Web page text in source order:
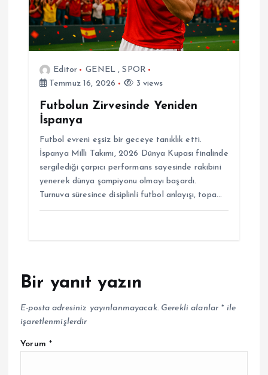
Editor GENEL,SPOR
Temmuz 16, 2026
3 views
Futbolun Zirvesinde Yeniden
İspanya
Futbol evreni eşsiz bir geceye tanıklık etti.
İspanya Milli Takımı, 2026 Dünya Kupası finalinde
sergilediği çarpıcı performans sayesinde rakibini
yenerek dünya şampiyonu olmayı başardı.
Turnuva süresince disiplinli futbol anlayışı, topa…
Bir yanıt yazın
E-posta adresiniz yayınlanmayacak. Gerekli alanlar *ile
işaretlenmişlerdir
Yorum *